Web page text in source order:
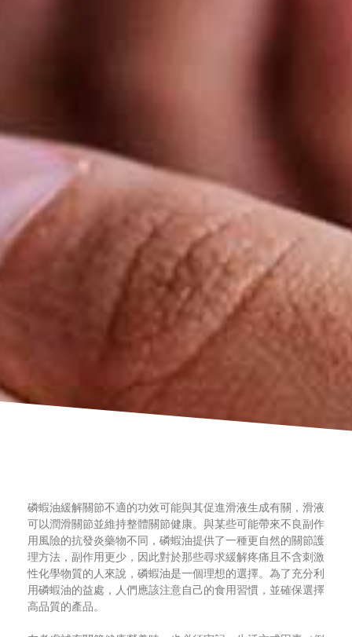
磷蝦油緩解關節不適的功效可能與其促進滑液生成有關，滑液
可以潤滑關節並維持整體關節健康。與某些可能帶來不良副作
用風險的抗發炎藥物不同，磷蝦油提供了一種更自然的關節護
理方法，副作用更少，因此對於那些尋求緩解疼痛且不含刺激
性化學物質的人來說，磷蝦油是一個理想的選擇。為了充分利
用磷蝦油的益處，人們應該注意自己的食用習慣，並確保選擇
高品質的產品。